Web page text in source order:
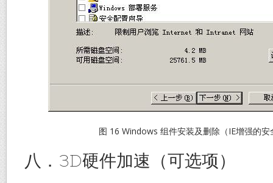
图 16 Windows 组件安装及删除（IE增强的安
八．3D硬件加速（可选项）